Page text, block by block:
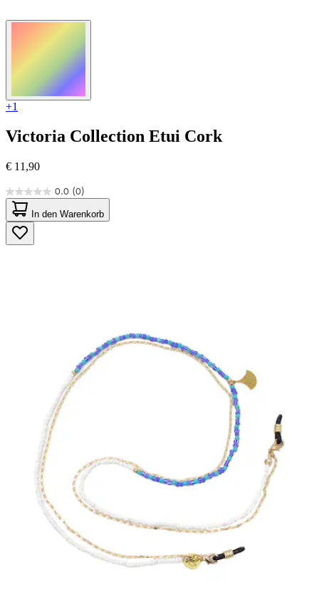
+1
Victoria Collection Etui Cork
€ 11,90
0.0 (0)
0.0
von
5
Sternen.
In den Warenkorb